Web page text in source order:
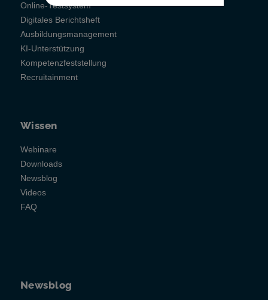
Online-Testsystem
Digitales Berichtsheft
Ausbildungsmanagement
KI-Unterstützung
Kompetenzfeststellung
Recruitainment
Wissen
Webinare
Downloads
Newsblog
Videos
FAQ
Newsblog